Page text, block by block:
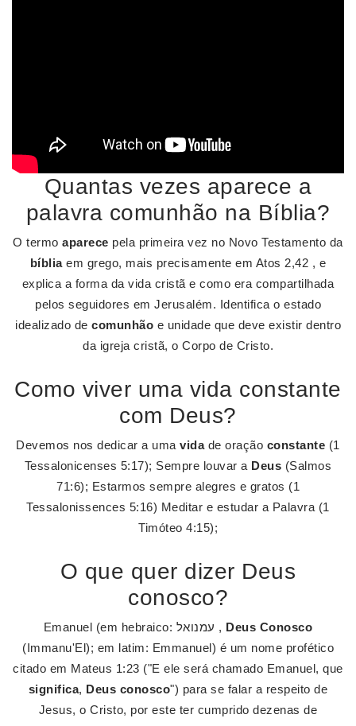
Quantas vezes aparece a
palavra comunhão na Bíblia?
O termoaparece pela primeira vez no Novo Testamento da
bíbliaem grego, mais precisamente em Atos 2,42 , e
explica a forma da vida cristã e como era compartilhada
pelos seguidores em Jerusalém. Identifica o estado
idealizado de comunhão e unidade que deve existir dentro
da igreja cristã, o Corpo de Cristo.
Como viver uma vida constante
com Deus?
Devemos nos dedicar a umavidade oração constante (1
Tessalonicenses 5:17); Sempre louvar a Deus (Salmos
71:6); Estarmos sempre alegres e gratos (1
Tessalonissences 5:16) Meditar e estudar a Palavra (1
Timóteo 4:15);
O que quer dizer Deus
conosco?
Emanuel (em hebraico: עמנואל , Deus Conosco
(Immanu'El); em latim: Emmanuel) é um nome profético
citado em Mateus 1:23 ("E ele será chamado Emanuel, que
significa, Deus conosco") para se falar a respeito de
Jesus, o Cristo, por este ter cumprido dezenas de